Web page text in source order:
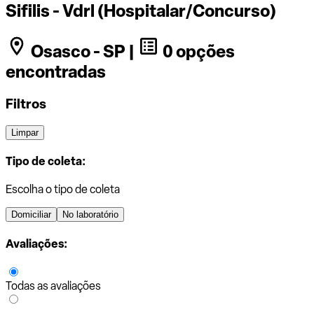
Sifilis - Vdrl (Hospitalar/Concurso)
Osasco - SP |
0 opções
encontradas
Filtros
Limpar
Tipo de coleta:
Escolha o tipo de coleta
Domiciliar No laboratório
Avaliações:
Todas as avaliações